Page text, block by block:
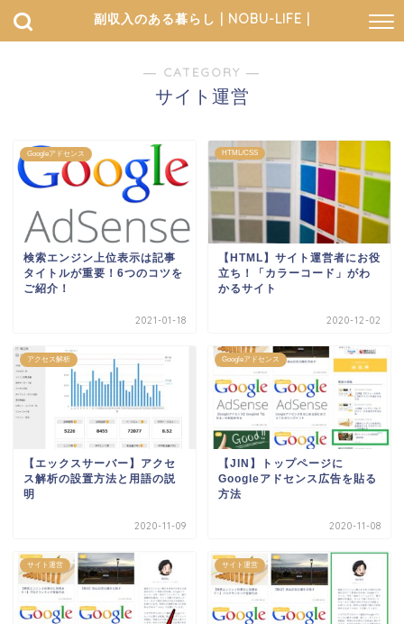
副収入のある暮らし | NOBU-LIFE |
― CATEGORY ―
サイト運営
Googleアドセンス
検索エンジン上位表示は記事
タイトルが重要！6つのコツを
ご紹介！
2021-01-18
HTML/CSS
【HTML】サイト運営者にお役
立ち！「カラーコード」がわ
かるサイト
2020-12-02
アクセス解析
【エックスサーバー】アクセ
ス解析の設置方法と用語の説
明
2020-11-09
Googleアドセンス
【JIN】トップページに
Googleアドセンス広告を貼る
方法
2020-11-08
サイト運営 サイト運営